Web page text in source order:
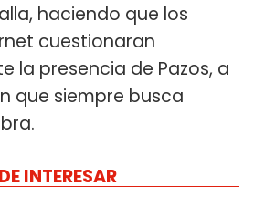
haciendo que los
cuestionaran
la presencia de Pazos, a
que siempre busca
INTERESAR